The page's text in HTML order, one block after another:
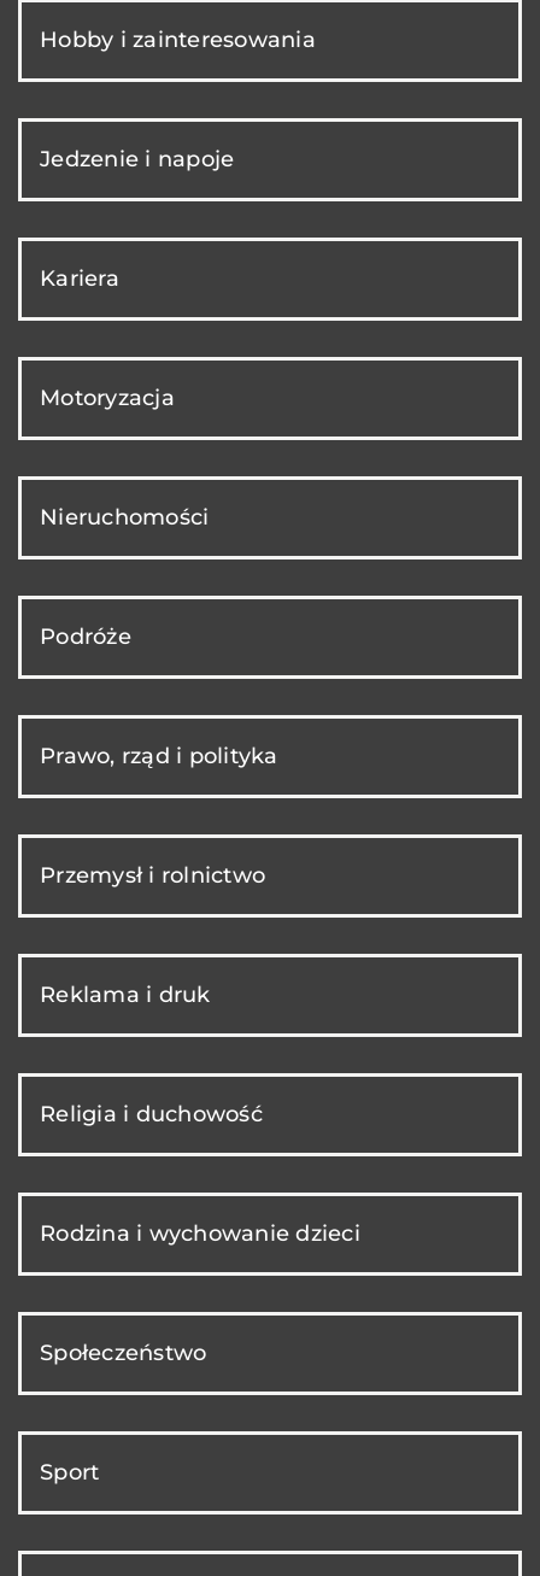
Hobby i zainteresowania
Jedzenie i napoje
Kariera
Motoryzacja
Nieruchomości
Podróże
Prawo, rząd i polityka
Przemysł i rolnictwo
Reklama i druk
Religia i duchowość
Rodzina i wychowanie dzieci
Społeczeństwo
Sport